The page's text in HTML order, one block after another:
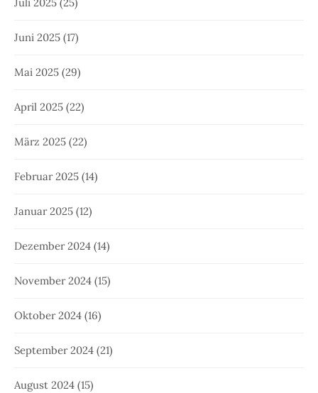
Juni 2025 (17)
Mai 2025 (29)
April 2025 (22)
März 2025 (22)
Februar 2025 (14)
Januar 2025 (12)
Dezember 2024 (14)
November 2024 (15)
Oktober 2024 (16)
September 2024 (21)
August 2024 (15)